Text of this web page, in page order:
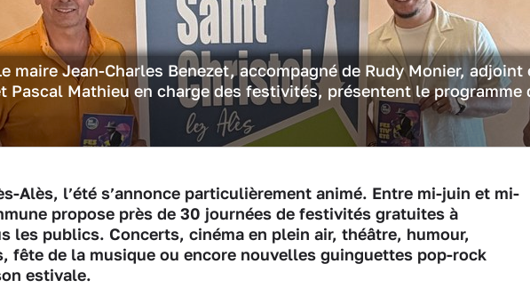
maire Jean-Charles Benezet, accompagné de Rudy Monier, adjoint
Pascal Mathieu en charge des festivités, présentent le programme
Alès, l’été s’annonce particulièrement animé. Entre mi-juin et mi-
propose près de 30 journées de festivités gratuites à
les publics. Concerts, cinéma en plein air, théâtre, humour,
fête de la musique ou encore nouvelles guinguettes pop-rock
estivale.